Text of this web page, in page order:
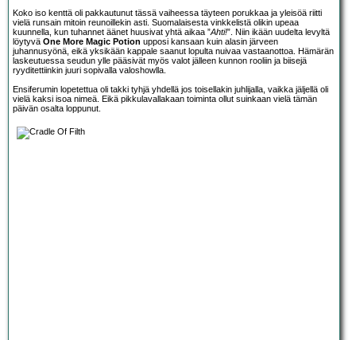
Koko iso kenttä oli pakkautunut tässä vaiheessa täyteen porukkaa ja yleisöä riitti
vielä runsain mitoin reunoillekin asti. Suomalaisesta vinkkelistä olikin upeaa
kuunnella, kun tuhannet äänet huusivat yhtä aikaa ”Ahti!”. Niin ikään uudelta levyltä
löytyvä One More Magic Potion upposi kansaan kuin alasin järveen
juhannusyönä, eikä yksikään kappale saanut lopulta nuivaa vastaanottoa. Hämärän
laskeutuessa seudun ylle pääsivät myös valot jälleen kunnon rooliin ja biisejä
ryyditettiinkin juuri sopivalla valoshowlla.
Ensiferumin lopetettua oli takki tyhjä yhdellä jos toisellakin juhlijalla, vaikka jäljellä oli
vielä kaksi isoa nimeä. Eikä pikkulavallakaan toiminta ollut suinkaan vielä tämän
päivän osalta loppunut.